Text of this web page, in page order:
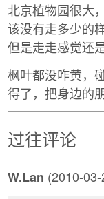
北京植物园很大
该没有走多少的
但是走走感觉还
枫叶都没咋黄，
得了，把身边的
过往评论
W.Lan (2010-